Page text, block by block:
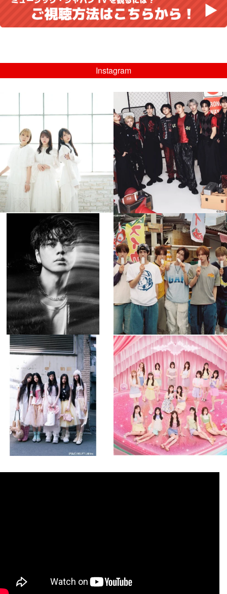
Instagram
...
8月 4
4 0
musicjapantv
💡08/05(水)23:00特番放送！
...
8月 4
4 0
musicjapantv
💡8月特番放送決定！
...
8月 4
305 0
musicjapantv
💡8月特番放送決定！
...
8月 4
5 0
musicjapantv
💡8月特番放送決定！
8月 4
2 0
musicjapantv
💡8月特番放送決定！
...
8月 4
2 0